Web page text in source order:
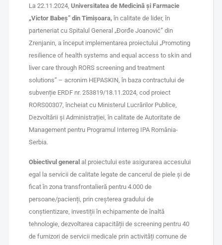
La 22.11.2024, Universitatea de Medicină și Farmacie
„Victor Babeș” din Timișoara, în calitate de lider, în
parteneriat cu Spitalul General „Đorđe Joanović” din
Zrenjanin, a început implementarea proiectului „Promoting
resilience of health systems and equal access to skin and
liver care through RORS screening and treatment
solutions” – acronim HEPASKIN, în baza contractului de
subvenție ERDF nr. 253819/18.11.2024, cod proiect
RORS00307, încheiat cu Ministerul Lucrărilor Publice,
Dezvoltării și Administrației, în calitate de Autoritate de
Management pentru Programul Interreg IPA România-
Serbia.
Obiectivul general al proiectului este asigurarea accesului
egal la servicii de calitate legate de cancerul de piele și de
ficat în zona transfrontalieră pentru 4.000 de
persoane/pacienți, prin creșterea gradului de
conștientizare, investiții în echipamente de înaltă
tehnologie, dezvoltarea capacității de screening pentru 40
de furnizori de servicii medicale prin activități comune de